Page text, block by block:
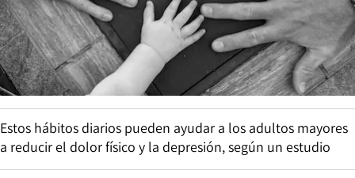
Estos hábitos diarios pueden ayudar a los adultos mayores
a reducir el dolor físico y la depresión, según un estudio